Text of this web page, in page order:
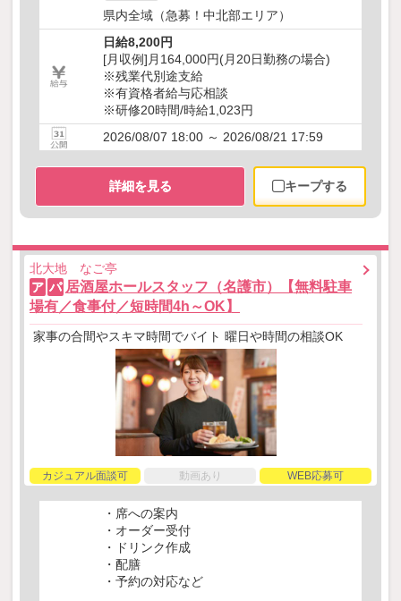
県内全域（急募！中北部エリア）
日給8,200円
[月収例]月164,000円(月20日勤務の場合)
※残業代別途支給
※有資格者給与応相談
※研修20時間/時給1,023円
2026/08/07 18:00 ～ 2026/08/21 17:59
詳細を見る キープする
北大地 なご亭
ア パ 居酒屋ホールスタッフ（名護市）【無料駐車
場有／食事付／短時間4h～OK】
家事の合間やスキマ時間でバイト 曜日や時間の相談OK
カジュアル面談可 動画あり WEB応募可
・席への案内
・オーダー受付
・ドリンク作成
・配膳
・予約の対応など